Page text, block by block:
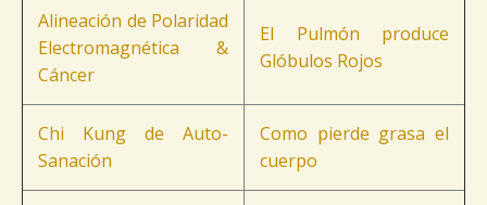
Alineación de Polaridad
Electromagnética &
Cáncer
El Pulmón produce
Glóbulos Rojos
Chi Kung de Auto-
Sanación
Como pierde grasa el
cuerpo